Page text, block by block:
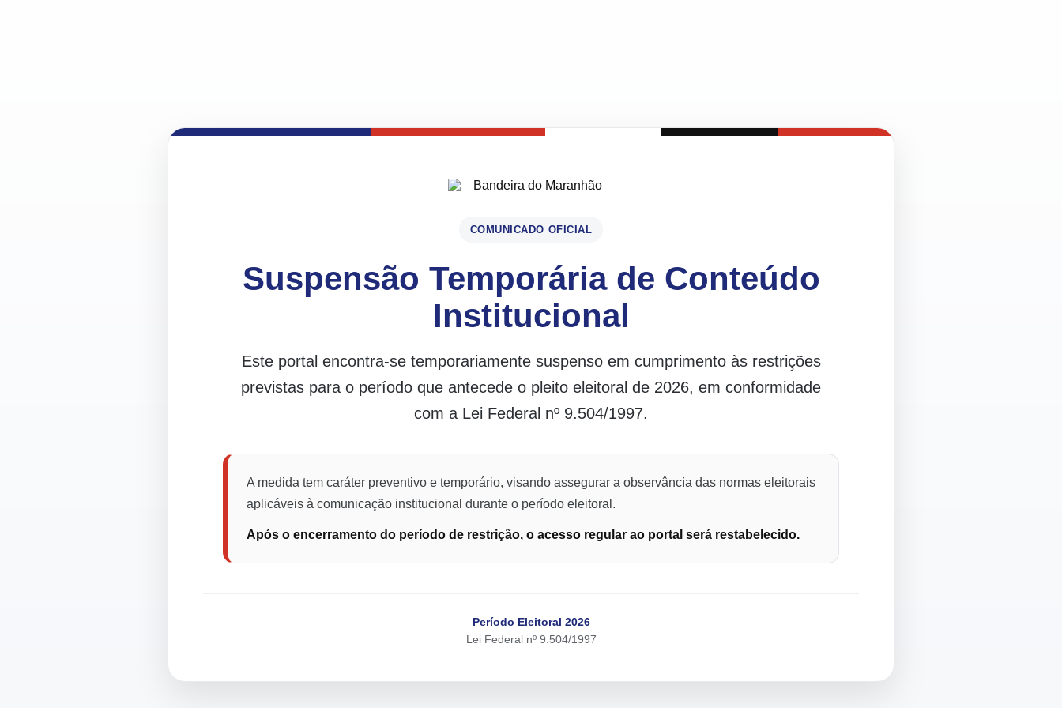
COMUNICADO OFICIAL
Suspensão Temporária de Conteúdo
Institucional
Este portal encontra-se temporariamente suspenso em cumprimento às restrições
previstas para o período que antecede o pleito eleitoral de 2026, em conformidade
com a Lei Federal nº 9.504/1997.
A medida tem caráter preventivo e temporário, visando assegurar a observância das normas eleitorais
aplicáveis à comunicação institucional durante o período eleitoral.
Após o encerramento do período de restrição, o acesso regular ao portal será restabelecido.
Período Eleitoral 2026
Lei Federal nº 9.504/1997